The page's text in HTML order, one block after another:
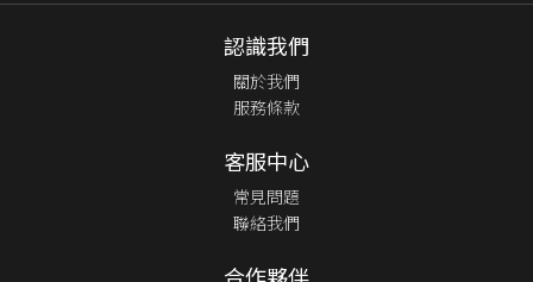
認識我們
關於我們
服務條款
客服中心
常見問題
聯絡我們